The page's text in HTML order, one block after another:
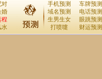
对
婚
程
水
手机预测 车牌预测
域名预测
电话预测
生男生女
眼跳预测
打喷嚏
财运预测